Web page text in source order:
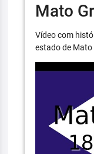
Mato
Vídeo com
estado de Mato